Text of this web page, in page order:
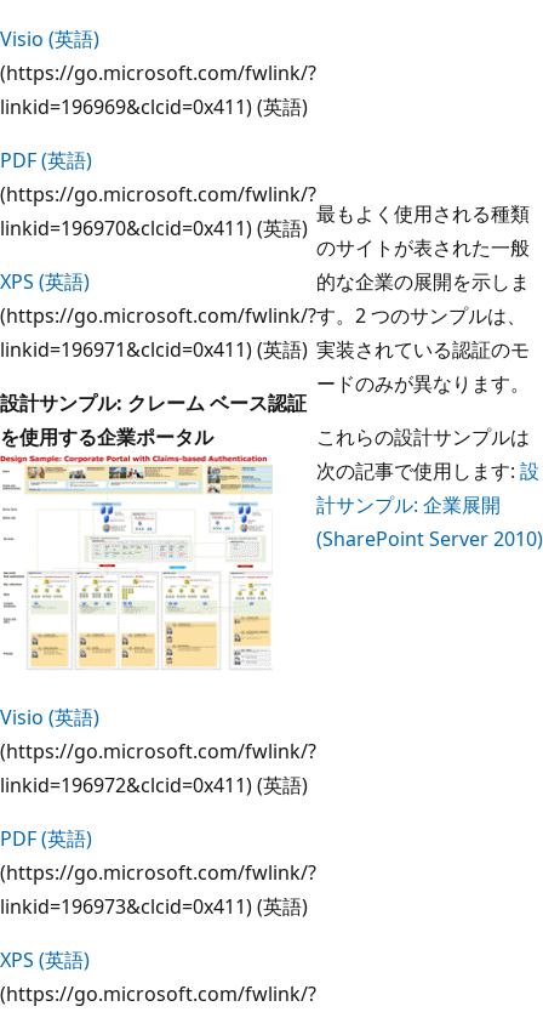
Visio (英語)
(https://go.microsoft.com/fwlink/?
linkid=196969&clcid=0x411) (英語)
PDF (英語)
(https://go.microsoft.com/fwlink/?
linkid=196970&clcid=0x411) (英語)
XPS (英語)
(https://go.microsoft.com/fwlink/?
linkid=196971&clcid=0x411) (英語)
設計サンプル: クレーム ベース認証
を使用する企業ポータル
Visio (英語)
(https://go.microsoft.com/fwlink/?
linkid=196972&clcid=0x411) (英語)
PDF (英語)
(https://go.microsoft.com/fwlink/?
linkid=196973&clcid=0x411) (英語)
XPS (英語)
(https://go.microsoft.com/fwlink/?
最もよく使用される種類
のサイトが表された一般
的な企業の展開を示しま
す。2 つのサンプルは、
実装されている認証のモ
ードのみが異なります。
これらの設計サンプルは
次の記事で使用します: 設
計サンプル: 企業展開
(SharePoint Server 2010)